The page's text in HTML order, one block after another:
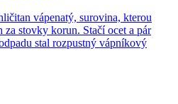
vápenatý, surovina, kterou
stovky korun. Stačí ocet a pár
stal rozpustný vápníkový